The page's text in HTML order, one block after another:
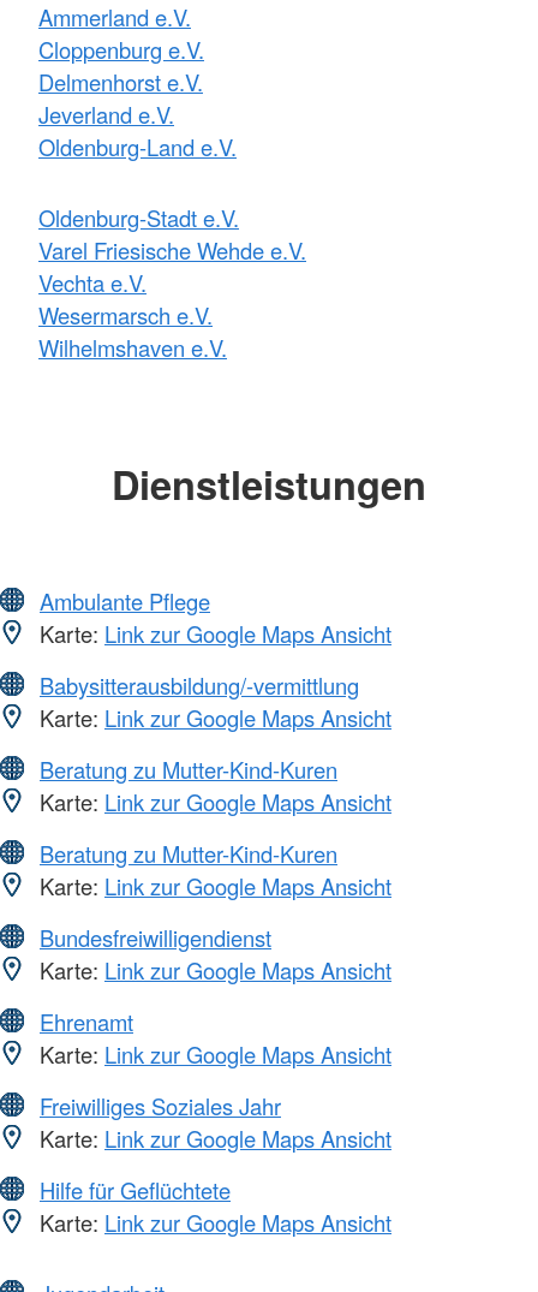
Ammerland e.V.
Cloppenburg e.V.
Delmenhorst e.V.
Jeverland e.V.
Oldenburg-Land e.V.
Oldenburg-Stadt e.V.
Varel Friesische Wehde e.V.
Vechta e.V.
Wesermarsch e.V.
Wilhelmshaven e.V.
Dienstleistungen
Ambulante Pflege
Karte: Link zur Google Maps Ansicht
Babysitterausbildung/-vermittlung
Karte: Link zur Google Maps Ansicht
Beratung zu Mutter-Kind-Kuren
Karte: Link zur Google Maps Ansicht
Beratung zu Mutter-Kind-Kuren
Karte: Link zur Google Maps Ansicht
Bundesfreiwilligendienst
Karte: Link zur Google Maps Ansicht
Ehrenamt
Karte: Link zur Google Maps Ansicht
Freiwilliges Soziales Jahr
Karte: Link zur Google Maps Ansicht
Hilfe für Geflüchtete
Karte: Link zur Google Maps Ansicht